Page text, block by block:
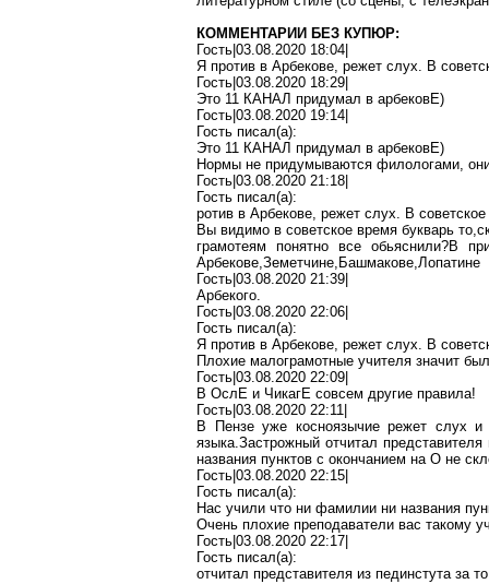
КОММЕНТАРИИ БЕЗ КУПЮР:
Гость|03.08.2020 18:04|
Я против в Арбекове, режет слух. В
Гость|03.08.2020 18:29|
Это 11 КАНАЛ придумал в арбековЕ)
Гость|03.08.2020 19:14|
Гость писал(a):
Это 11 КАНАЛ придумал в арбековЕ)
Нормы не придумываются филологами,
Гость|03.08.2020 21:18|
Гость писал(a):
ротив в Арбекове, режет слух. В
Вы видимо в советское время букварьто,с
грамотеям понятно все обьяснили?В
Арбекове,Земетчине,Башмакове,Лопатине
Гость|03.08.2020 21:39|
Арбекого.
Гость|03.08.2020 22:06|
Гость писал(a):
Я против в Арбекове, режет слух. В
Плохие малограмотные учителя значит
Гость|03.08.2020 22:09|
В ОслЕ и ЧикагЕ совсем другие правила!
Гость|03.08.2020 22:11|
В Пензе уже косноязычие режет слух и
языка.Застрожный отчитал
названия пунктов с окончанием на О не
Гость|03.08.2020 22:15|
Гость писал(a):
Нас учили что ни фамилии ни названия
Очень плохие преподаватели вас такому
Гость|03.08.2020 22:17|
Гость писал(a):
отчитал представителя из пединстутаза то